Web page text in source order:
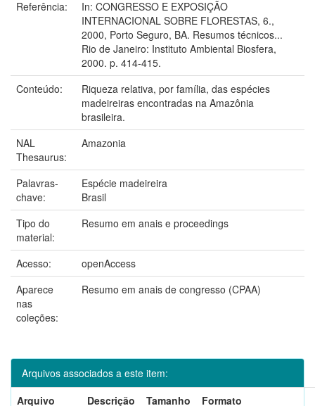
Referência:
In: CONGRESSO E EXPOSIÇÃO
INTERNACIONAL SOBRE FLORESTAS, 6.,
2000, Porto Seguro, BA. Resumos técnicos...
Rio de Janeiro: Instituto Ambiental Biosfera,
2000. p. 414-415.
Conteúdo:
Riqueza relativa, por família, das espécies
madeireiras encontradas na Amazônia
brasileira.
NAL
Thesaurus:
Amazonia
Palavras-
chave:
Espécie madeireira
Brasil
Tipo do
material:
Resumo em anais e proceedings
Acesso:
openAccess
Aparece
nas
coleções:
Resumo em anais de congresso (CPAA)
Arquivos associados a este item:
Arquivo
Descrição Tamanho
Formato